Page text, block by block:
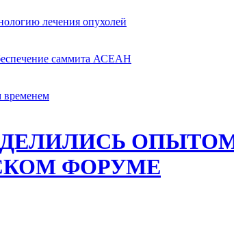
лечения опухолей
саммита АСЕАН
временем
ФОРУМЕ